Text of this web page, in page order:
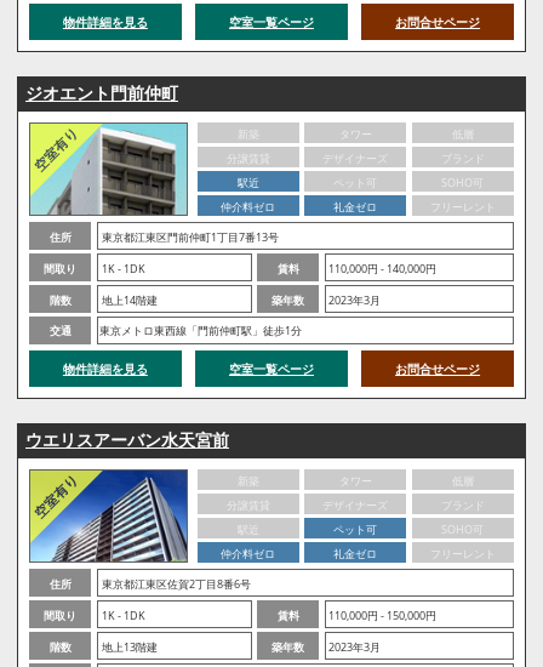
物件詳細を見る 空室一覧ページ お問合せページ
ジオエント門前仲町
新築 タワー
低層
分譲賃貸
デザイナーズ
ブランド
駅近
ペット可
SOHO可
仲介料ゼロ
礼金ゼロ
フリーレント
住所
東京都江東区門前仲町1丁目7番13号
間取り
1K - 1DK 賃料
110,000円 - 140,000円
階数
地上14階建 築年数
2023年3月
交通
東京メトロ東西線「門前仲町駅」徒歩1分
物件詳細を見る 空室一覧ページ お問合せページ
ウエリスアーバン水天宮前
新築 タワー
低層
分譲賃貸
デザイナーズ
ブランド
駅近
ペット可
SOHO可
仲介料ゼロ
礼金ゼロ
フリーレント
住所
東京都江東区佐賀2丁目8番6号
間取り
1K - 1DK 賃料
110,000円 - 150,000円
階数
地上13階建 築年数
2023年3月